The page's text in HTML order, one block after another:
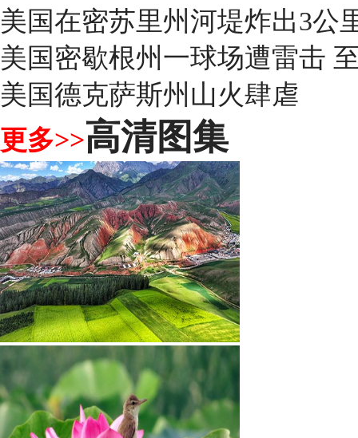
美国在密苏里州河堤炸出3公
美国密歇根州一球场遭雷击
美国德克萨斯州山火肆虐
更多>>高清图集